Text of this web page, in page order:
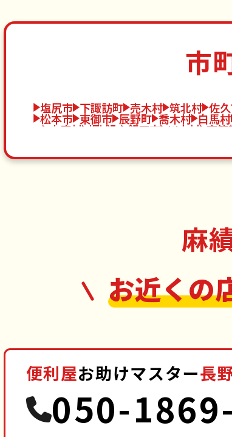
市
塩尻市 下諏訪町 売木村 筑北村 佐
松本市 東御市 辰野町 喬木村 白馬村
大鹿村 坂城町 飯田市 川上村 南箕
小川村 飯山市 青木村
麻
お近くの
便利屋お助けマスター長
050-